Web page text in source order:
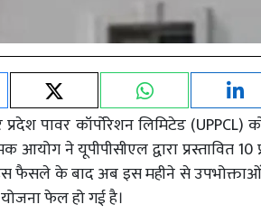
प्रदेश पावर कॉर्पोरेशन लिमिटेड
आयोग ने यूपीपीसीएल द्वारा प्रस्तावित
फैसले के बाद अब इस महीने से
फेल हो गई है।